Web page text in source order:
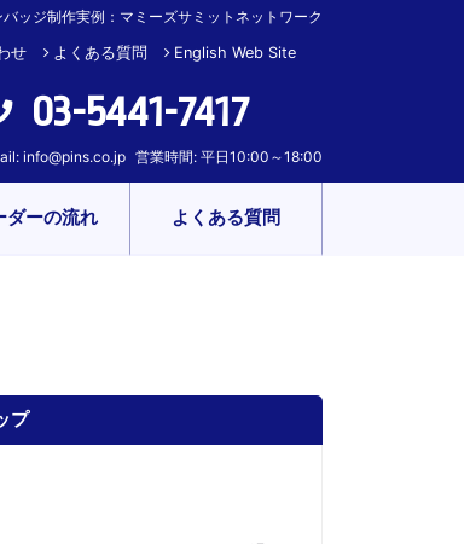
バッジ制作実例：マミーズサミットネットワーク
せ よくある質問 English Web Site
03-5441-7417
info@pins.co.jp 営業時間: 平日10:00～18:00
ダーの流れ よくある質問
プ